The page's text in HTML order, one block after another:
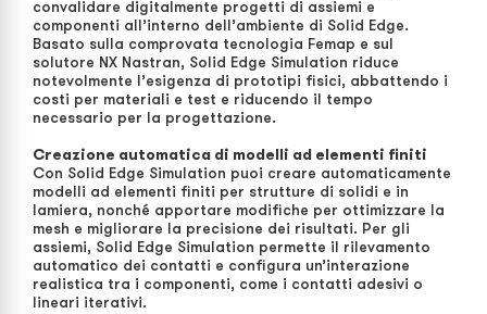
convalidare digitalmente progetti di assiemi e
componenti all’interno dell’ambiente di Solid Edge.
Basato sulla comprovata tecnologia Femap e sul
solutore NX Nastran, Solid Edge Simulation riduce
notevolmente l’esigenza di prototipi fisici, abbattendo i
costi per materiali e test e riducendo il tempo
necessario per la progettazione.
Creazione automatica di modelli ad elementi finiti
Con Solid Edge Simulation puoi creare automaticamente
modelli ad elementi finiti per strutture di solidi e in
lamiera, nonché apportare modifiche per ottimizzare la
mesh e migliorare la precisione dei risultati. Per gli
assiemi, Solid Edge Simulation permette il rilevamento
automatico dei contatti e configura un’interazione
realistica tra i componenti, come i contatti adesivi o
lineari iterativi.